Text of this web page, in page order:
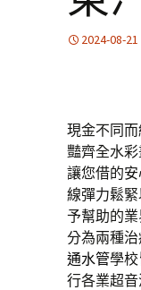
2024-08-21
現金不同
豔齊全水彩
讓您借的
線彈力鬆
予幫助的
分為兩種
通水管學
行各業超